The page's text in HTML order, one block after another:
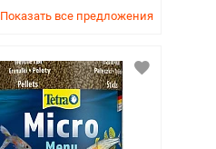
Показать все предложения